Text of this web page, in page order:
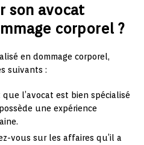
son avocat
corporel ?
en dommage corporel,
suivants :
l’avocat est bien spécialisé
une expérience
vous sur les affaires qu’il a